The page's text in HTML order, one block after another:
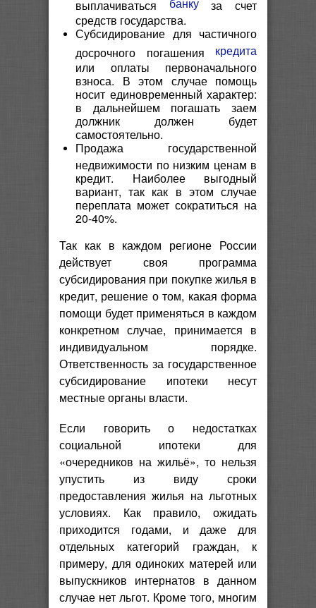
выплачиваться
за счет
средств государства.
Субсидирование для частичного
досрочного погашения кредита
или оплаты первоначального
взноса. В этом случае помощь
носит единовременный характер:
в дальнейшем погашать заем
должник должен будет
самостоятельно.
Продажа государственной
недвижимости по низким ценам в
кредит. Наиболее выгодный
вариант, так как в этом случае
переплата может сократиться на
20-40%.
Так как в каждом регионе России
действует своя программа
субсидирования при покупке жилья в
кредит, решение о том, какая форма
помощи будет применяться в каждом
конкретном случае, принимается в
индивидуальном порядке.
Ответственность за государственное
субсидирование ипотеки несут
местные органы власти.
Если говорить о недостатках
социальной ипотеки для
«очередников на жильё», то нельзя
упустить из виду сроки
предоставления жилья на льготных
условиях. Как правило, ожидать
приходится годами, и даже для
отдельных категорий граждан, к
примеру, для одиноких матерей или
выпускников интернатов в данном
случае нет льгот. Кроме того, многим